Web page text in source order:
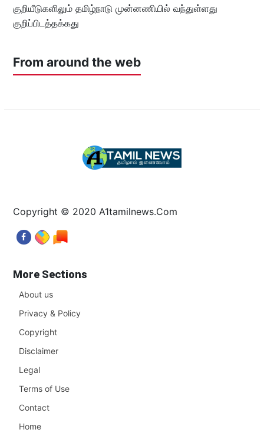
குறியீடுகளிலும் தமிழ்நாடு முன்னணியில் வந்துள்ளது
குறிப்பிடத்தக்கது
From around the web
Copyright © 2020 A1tamilnews.Com
More Sections
About us
Privacy & Policy
Copyright
Disclaimer
Legal
Terms of Use
Contact
Home